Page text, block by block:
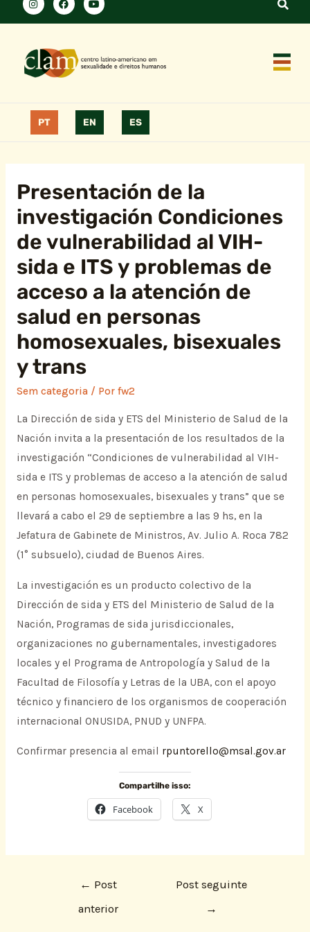
PT EN ES
Presentación de la
investigación Condiciones
de vulnerabilidad al VIH-
sida e ITS y problemas de
acceso a la atención de
salud en personas
homosexuales, bisexuales
y trans
Sem categoria/ Por fw2
La Dirección de sida y ETS del Ministerio de Salud de la
Nación invita a la presentación de los resultados de la
investigación “Condiciones de vulnerabilidad al VIH-
sida e ITS y problemas de acceso a la atención de salud
en personas homosexuales, bisexuales y trans” que se
llevará a cabo el 29 de septiembre a las 9 hs, en la
Jefatura de Gabinete de Ministros, Av. Julio A. Roca 782
(1° subsuelo), ciudad de Buenos Aires.
La investigación es un producto colectivo de la
Dirección de sida y ETS del Ministerio de Salud de la
Nación, Programas de sida jurisdiccionales,
organizaciones no gubernamentales, investigadores
locales y el Programa de Antropología y Salud de la
Facultad de Filosofía y Letras de la UBA, con el apoyo
técnico y financiero de los organismos de cooperación
internacional ONUSIDA, PNUD y UNFPA.
Confirmar presencia al email rpuntorello@msal.gov.ar
Compartilhe isso:
Facebook X
← Post
anterior
Post seguinte
→